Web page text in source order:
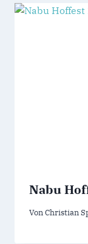
Nabu
VonChristian